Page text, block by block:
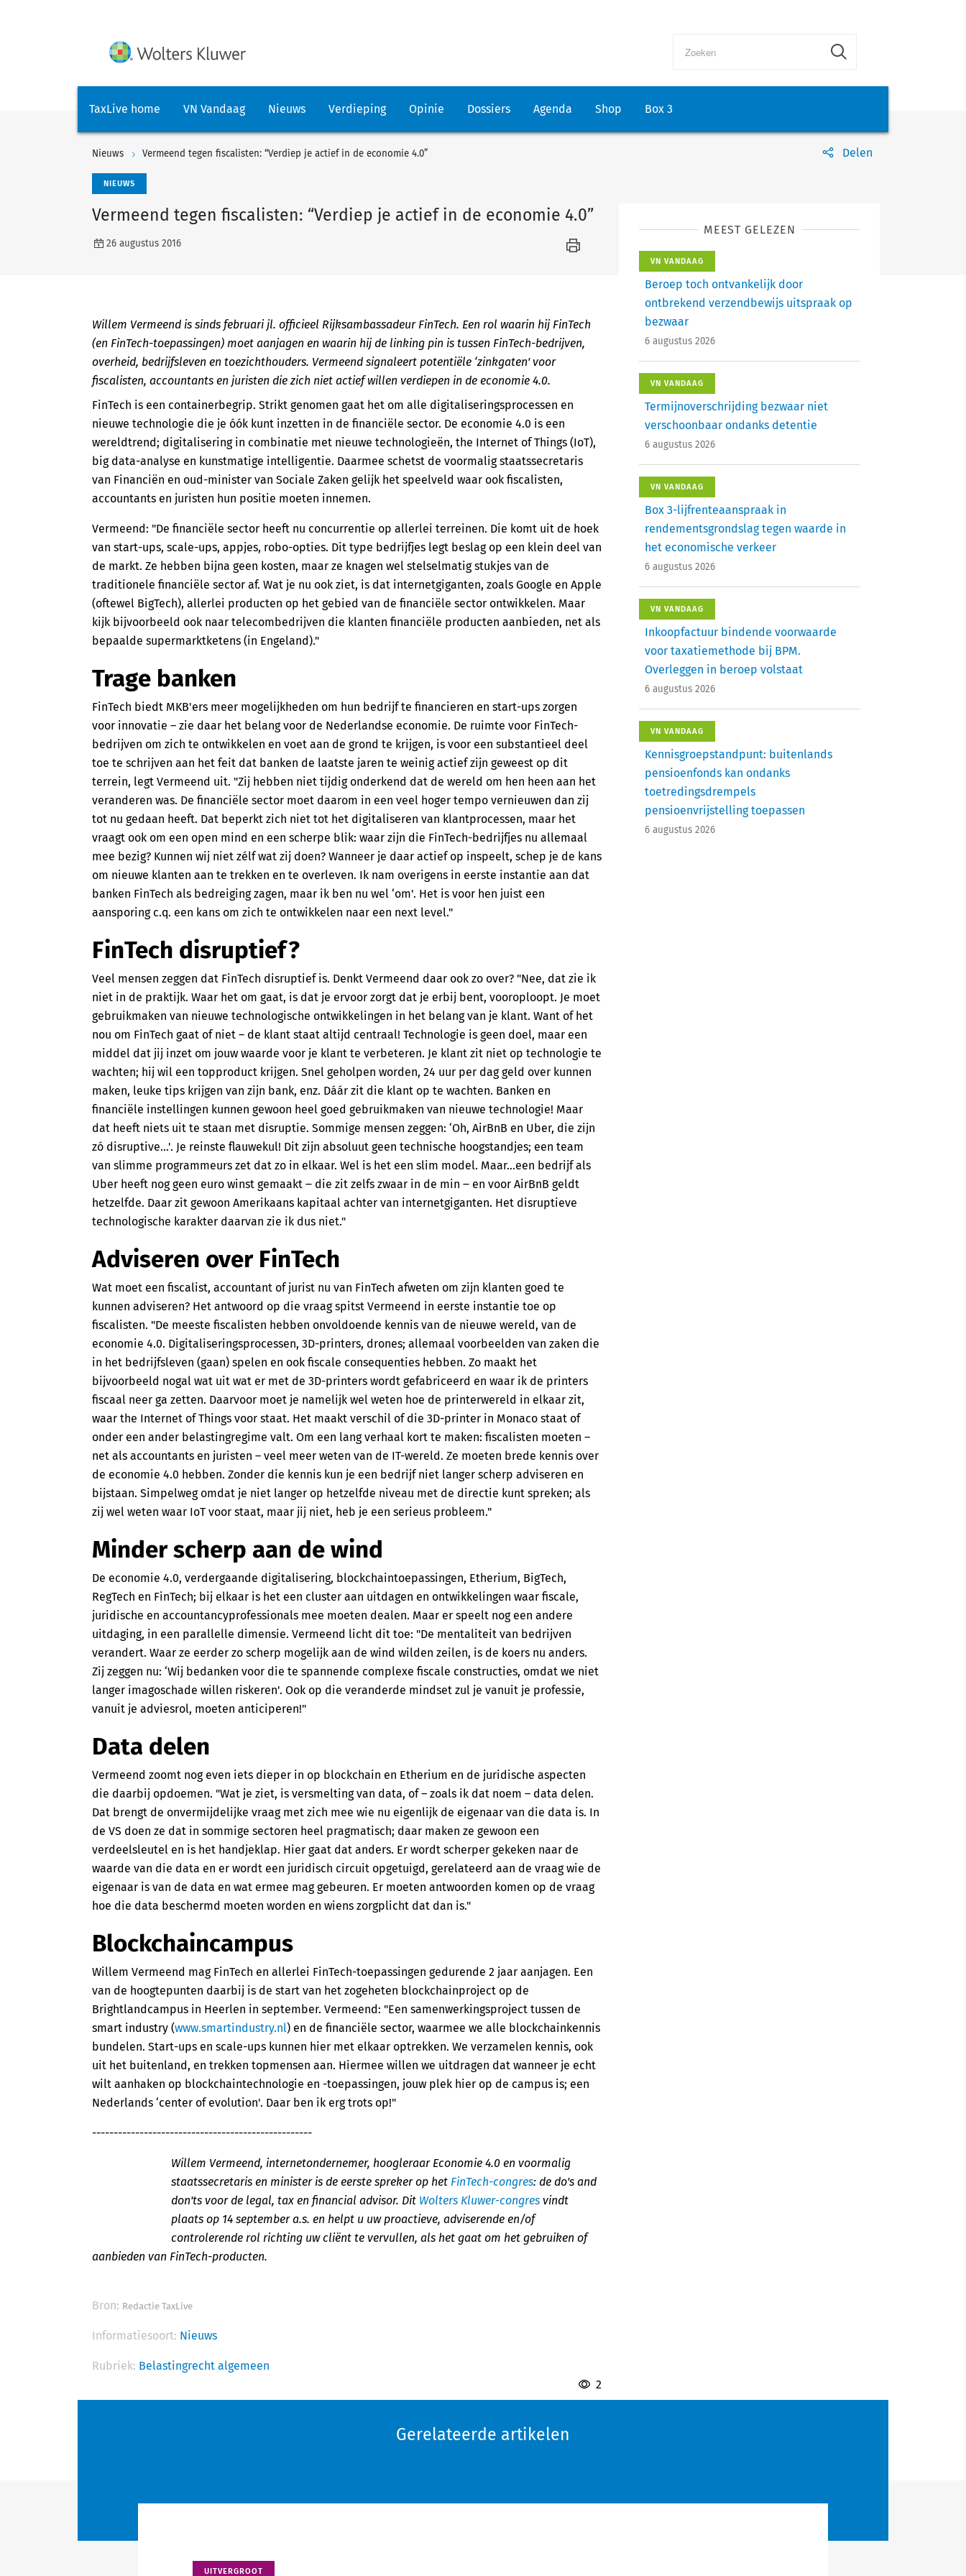
TaxLive home VN Vandaag Nieuws Verdieping Opinie Dossiers Agenda Shop Box 3
Nieuws Vermeend tegen fiscalisten: “Verdiep je actief in de economie 4.0” Delen
NIEUWS
Vermeend tegen fiscalisten: “Verdiep je actief in de economie 4.0”
26 augustus 2016
Willem Vermeend is sinds februari jl. officieel Rijksambassadeur FinTech. Een rol waarin hij FinTech
(en FinTech-toepassingen) moet aanjagen en waarin hij de linking pin is tussen FinTech-bedrijven,
overheid, bedrijfsleven en toezichthouders. Vermeend signaleert potentiële ‘zinkgaten' voor
fiscalisten, accountants en juristen die zich niet actief willen verdiepen in de economie 4.0.
FinTech is een containerbegrip. Strikt genomen gaat het om alle digitaliseringsprocessen en
nieuwe technologie die je óók kunt inzetten in de financiële sector. De economie 4.0 is een
wereldtrend; digitalisering in combinatie met nieuwe technologieën, the Internet of Things (IoT),
big data-analyse en kunstmatige intelligentie. Daarmee schetst de voormalig staatssecretaris
van Financiën en oud-minister van Sociale Zaken gelijk het speelveld waar ook fiscalisten,
accountants en juristen hun positie moeten innemen.
Vermeend: "De financiële sector heeft nu concurrentie op allerlei terreinen. Die komt uit de hoek
van start-ups, scale-ups, appjes, robo-opties. Dit type bedrijfjes legt beslag op een klein deel van
de markt. Ze hebben bijna geen kosten, maar ze knagen wel stelselmatig stukjes van de
traditionele financiële sector af. Wat je nu ook ziet, is dat internetgiganten, zoals Google en Apple
(oftewel BigTech), allerlei producten op het gebied van de financiële sector ontwikkelen. Maar
kijk bijvoorbeeld ook naar telecombedrijven die klanten financiële producten aanbieden, net als
bepaalde supermarktketens (in Engeland)."
Trage banken
FinTech biedt MKB'ers meer mogelijkheden om hun bedrijf te financieren en start-ups zorgen
voor innovatie – zie daar het belang voor de Nederlandse economie. De ruimte voor FinTech-
bedrijven om zich te ontwikkelen en voet aan de grond te krijgen, is voor een substantieel deel
toe te schrijven aan het feit dat banken de laatste jaren te weinig actief zijn geweest op dit
terrein, legt Vermeend uit. "Zij hebben niet tijdig onderkend dat de wereld om hen heen aan het
veranderen was. De financiële sector moet daarom in een veel hoger tempo vernieuwen dan zij
tot nu gedaan heeft. Dat beperkt zich niet tot het digitaliseren van klantprocessen, maar het
vraagt ook om een open mind en een scherpe blik: waar zijn die FinTech-bedrijfjes nu allemaal
mee bezig? Kunnen wij niet zélf wat zij doen? Wanneer je daar actief op inspeelt, schep je de kans
om nieuwe klanten aan te trekken en te overleven. Ik nam overigens in eerste instantie aan dat
banken FinTech als bedreiging zagen, maar ik ben nu wel ‘om'. Het is voor hen juist een
aansporing c.q. een kans om zich te ontwikkelen naar een next level."
FinTech disruptief?
Veel mensen zeggen dat FinTech disruptief is. Denkt Vermeend daar ook zo over? "Nee, dat zie ik
niet in de praktijk. Waar het om gaat, is dat je ervoor zorgt dat je erbij bent, vooroploopt. Je moet
gebruikmaken van nieuwe technologische ontwikkelingen in het belang van je klant. Want of het
nou om FinTech gaat of niet – de klant staat altijd centraal! Technologie is geen doel, maar een
middel dat jij inzet om jouw waarde voor je klant te verbeteren. Je klant zit niet op technologie te
wachten; hij wil een topproduct krijgen. Snel geholpen worden, 24 uur per dag geld over kunnen
maken, leuke tips krijgen van zijn bank, enz. Dáár zit die klant op te wachten. Banken en
financiële instellingen kunnen gewoon heel goed gebruikmaken van nieuwe technologie! Maar
dat heeft niets uit te staan met disruptie. Sommige mensen zeggen: ‘Oh, AirBnB en Uber, die zijn
zó disruptive…'. Je reinste flauwekul! Dit zijn absoluut geen technische hoogstandjes; een team
van slimme programmeurs zet dat zo in elkaar. Wel is het een slim model. Maar…een bedrijf als
Uber heeft nog geen euro winst gemaakt ‒ die zit zelfs zwaar in de min ‒ en voor AirBnB geldt
hetzelfde. Daar zit gewoon Amerikaans kapitaal achter van internetgiganten. Het disruptieve
technologische karakter daarvan zie ik dus niet."
Adviseren over FinTech
Wat moet een fiscalist, accountant of jurist nu van FinTech afweten om zijn klanten goed te
kunnen adviseren? Het antwoord op die vraag spitst Vermeend in eerste instantie toe op
fiscalisten. "De meeste fiscalisten hebben onvoldoende kennis van de nieuwe wereld, van de
economie 4.0. Digitaliseringsprocessen, 3D-printers, drones; allemaal voorbeelden van zaken die
in het bedrijfsleven (gaan) spelen en ook fiscale consequenties hebben. Zo maakt het
bijvoorbeeld nogal wat uit wat er met de 3D-printers wordt gefabriceerd en waar ik de printers
fiscaal neer ga zetten. Daarvoor moet je namelijk wel weten hoe de printerwereld in elkaar zit,
waar the Internet of Things voor staat. Het maakt verschil of die 3D-printer in Monaco staat of
onder een ander belastingregime valt. Om een lang verhaal kort te maken: fiscalisten moeten –
net als accountants en juristen – veel meer weten van de IT-wereld. Ze moeten brede kennis over
de economie 4.0 hebben. Zonder die kennis kun je een bedrijf niet langer scherp adviseren en
bijstaan. Simpelweg omdat je niet langer op hetzelfde niveau met de directie kunt spreken; als
zij wel weten waar IoT voor staat, maar jij niet, heb je een serieus probleem."
Minder scherp aan de wind
De economie 4.0, verdergaande digitalisering, blockchaintoepassingen, Etherium, BigTech,
RegTech en FinTech; bij elkaar is het een cluster aan uitdagen en ontwikkelingen waar fiscale,
juridische en accountancyprofessionals mee moeten dealen. Maar er speelt nog een andere
uitdaging, in een parallelle dimensie. Vermeend licht dit toe: "De mentaliteit van bedrijven
verandert. Waar ze eerder zo scherp mogelijk aan de wind wilden zeilen, is de koers nu anders.
Zij zeggen nu: ‘Wij bedanken voor die te spannende complexe fiscale constructies, omdat we niet
langer imagoschade willen riskeren'. Ook op die veranderde mindset zul je vanuit je professie,
vanuit je adviesrol, moeten anticiperen!"
Data delen
Vermeend zoomt nog even iets dieper in op blockchain en Etherium en de juridische aspecten
die daarbij opdoemen. "Wat je ziet, is versmelting van data, of – zoals ik dat noem – data delen.
Dat brengt de onvermijdelijke vraag met zich mee wie nu eigenlijk de eigenaar van die data is. In
de VS doen ze dat in sommige sectoren heel pragmatisch; daar maken ze gewoon een
verdeelsleutel en is het handjeklap. Hier gaat dat anders. Er wordt scherper gekeken naar de
waarde van die data en er wordt een juridisch circuit opgetuigd, gerelateerd aan de vraag wie de
eigenaar is van de data en wat ermee mag gebeuren. Er moeten antwoorden komen op de vraag
hoe die data beschermd moeten worden en wiens zorgplicht dat dan is."
Blockchaincampus
Willem Vermeend mag FinTech en allerlei FinTech-toepassingen gedurende 2 jaar aanjagen. Een
van de hoogtepunten daarbij is de start van het zogeheten blockchainproject op de
Brightlandcampus in Heerlen in september. Vermeend: "Een samenwerkingsproject tussen de
smart industry (www.smartindustry.nl) en de financiële sector, waarmee we alle blockchainkennis
bundelen. Start-ups en scale-ups kunnen hier met elkaar optrekken. We verzamelen kennis, ook
uit het buitenland, en trekken topmensen aan. Hiermee willen we uitdragen dat wanneer je echt
wilt aanhaken op blockchaintechnologie en -toepassingen, jouw plek hier op de campus is; een
Nederlands ‘center of evolution'. Daar ben ik erg trots op!"
---------------------------------------------------
Willem Vermeend, internetondernemer, hoogleraar Economie 4.0 en voormalig
staatssecretaris en minister is de eerste spreker op het FinTech-congres: de do's and
don'ts voor de legal, tax en financial advisor. Dit Wolters Kluwer-congres vindt
plaats op 14 september a.s. en helpt u uw proactieve, adviserende en/of
controlerende rol richting uw cliënt te vervullen, als het gaat om het gebruiken of
aanbieden van FinTech-producten.
Bron: Redactie TaxLive
Informatiesoort: Nieuws
Rubriek: Belastingrecht algemeen
2
MEEST GELEZEN
VN VANDAAG
Beroep toch ontvankelijk door
ontbrekend verzendbewijs uitspraak op
bezwaar
6 augustus 2026
VN VANDAAG
Termijnoverschrijding bezwaar niet
verschoonbaar ondanks detentie
6 augustus 2026
VN VANDAAG
Box 3-lijfrenteaanspraak in
rendementsgrondslag tegen waarde in
het economische verkeer
6 augustus 2026
VN VANDAAG
Inkoopfactuur bindende voorwaarde
voor taxatiemethode bij BPM.
Overleggen in beroep volstaat
6 augustus 2026
VN VANDAAG
Kennisgroepstandpunt: buitenlands
pensioenfonds kan ondanks
toetredingsdrempels
pensioenvrijstelling toepassen
6 augustus 2026
Gerelateerde artikelen
UITVERGROOT